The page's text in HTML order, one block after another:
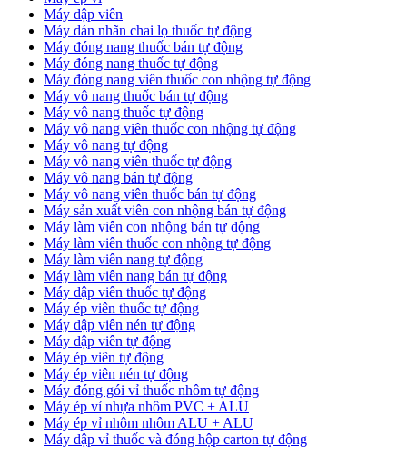
Máy dập viên
Máy dán nhãn chai lọ thuốc tự động
Máy đóng nang thuốc bán tự động
Máy đóng nang thuốc tự động
Máy đóng nang viên thuốc con nhộng tự động
Máy vô nang thuốc bán tự động
Máy vô nang thuốc tự động
Máy vô nang viên thuốc con nhộng tự động
Máy vô nang tự động
Máy vô nang viên thuốc tự động
Máy vô nang bán tự động
Máy vô nang viên thuốc bán tự động
Máy sản xuất viên con nhộng bán tự động
Máy làm viên con nhộng bán tự động
Máy làm viên thuốc con nhộng tự động
Máy làm viên nang tự động
Máy làm viên nang bán tự động
Máy dập viên thuốc tự động
​Máy ép viên thuốc tự động
​Máy dập viên nén tự động
​Máy dập viên tự động
Máy ép viên tự động
​Máy ép viên nén tự động
Máy đóng gói vỉ thuốc nhôm tự động
​Máy ép vỉ nhựa nhôm PVC + ALU
​Máy ép vỉ nhôm nhôm ALU + ALU
Máy dập vỉ thuốc và đóng hộp carton tự động